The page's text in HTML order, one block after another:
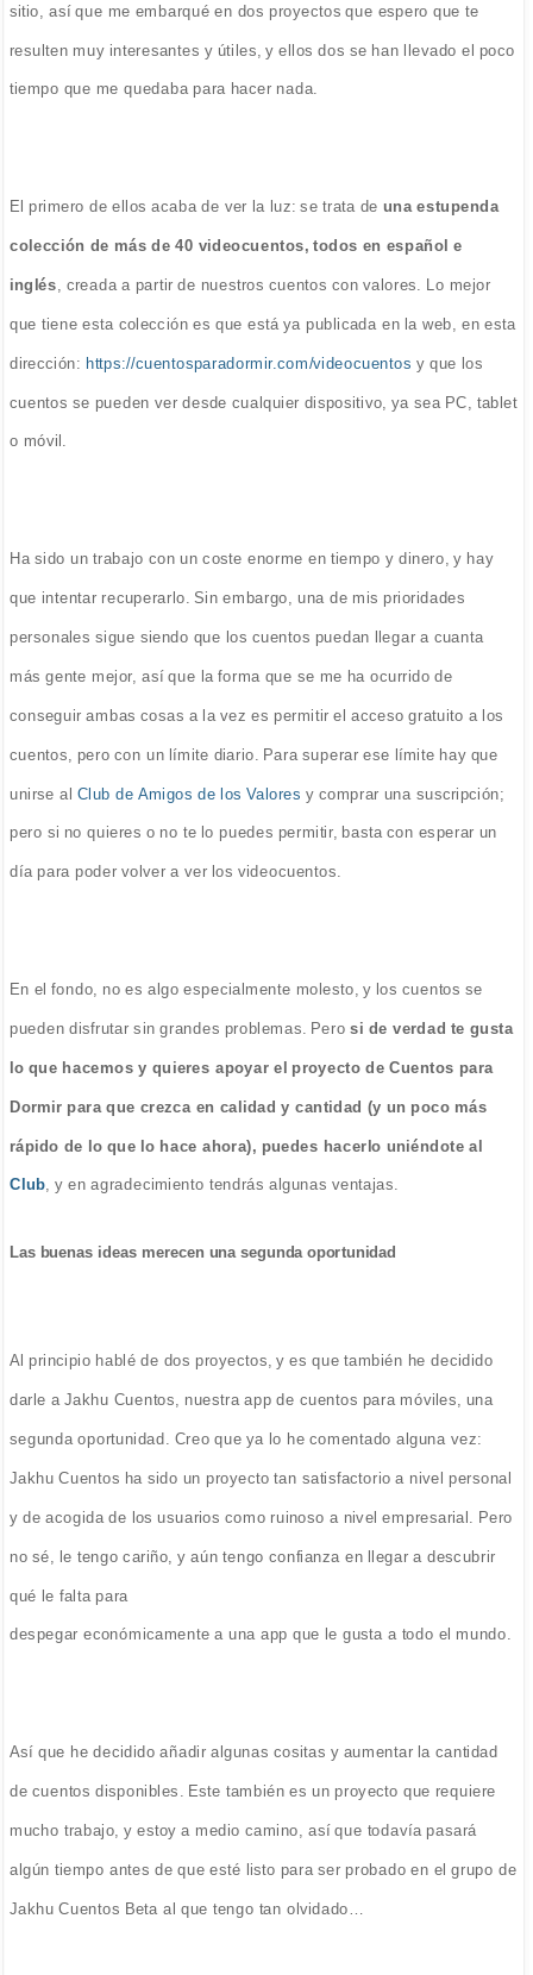
sitio, así que me embarqué en dos proyectos que espero que te
resulten muy interesantes y útiles, y ellos dos se han llevado el poco
tiempo que me quedaba para hacer nada.
El primero de ellos acaba de ver la luz: se trata deuna estupenda
colección de más de 40 videocuentos, todos en español e
inglés , creada a partir de nuestros cuentos con valores. Lo mejor
que tiene esta colección es que está ya publicada en la web, en esta
dirección: https://cuentosparadormir.com/videocuentos y que los
cuentos se pueden ver desde cualquier dispositivo, ya sea PC, tablet
o móvil.
Ha sido un trabajo con un coste enorme en tiempo y dinero, y hay
que intentar recuperarlo. Sin embargo, una de mis prioridades
personales sigue siendo que los cuentos puedan llegar a cuanta
más gente mejor, así que la forma que se me ha ocurrido de
conseguir ambas cosas a la vez es permitir el acceso gratuito a los
cuentos, pero con un límite diario. Para superar ese límite hay que
unirse al Club de Amigos de los Valores y comprar una suscripción;
pero si no quieres o no te lo puedes permitir, basta con esperar un
día para poder volver a ver los videocuentos.
En el fondo, no es algo especialmente molesto, y los cuentos se
pueden disfrutar sin grandes problemas. Perosi de verdad te gusta
lo que hacemos y quieres apoyar el proyecto de Cuentos para
Dormir para que crezca en calidad y cantidad (y un poco más
rápido de lo que lo hace ahora), puedes hacerlo uniéndote al
Club, y en agradecimiento tendrás algunas ventajas.
Las buenas ideas merecen una segunda oportunidad
Al principio hablé de dos proyectos, y es que también he decidido
darle a Jakhu Cuentos, nuestra app de cuentos para móviles, una
segunda oportunidad. Creo que ya lo he comentado alguna vez:
Jakhu Cuentos ha sido un proyecto tan satisfactorio a nivel personal
y de acogida de los usuarios como ruinoso a nivel empresarial. Pero
no sé, le tengo cariño, y aún tengo confianza en llegar a descubrir
qué le falta para
despegar económicamente a una app que le gusta a todo el mundo.
Así que he decidido añadir algunas cositas y aumentar la cantidad
de cuentos disponibles. Este también es un proyecto que requiere
mucho trabajo, y estoy a medio camino, así que todavía pasará
algún tiempo antes de que esté listo para ser probado en el grupo de
Jakhu Cuentos Beta al que tengo tan olvidado…